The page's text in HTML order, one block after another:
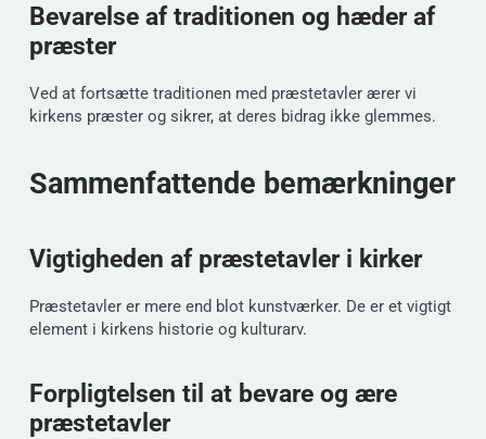
Bevarelse af traditionen og hæder af
præster
Ved at fortsætte traditionen med præstetavler ærer vi
kirkens præster og sikrer, at deres bidrag ikke glemmes.
Sammenfattende bemærkninger
Vigtigheden af præstetavler i kirker
Præstetavler er mere end blot kunstværker. De er et vigtigt
element i kirkens historie og kulturarv.
Forpligtelsen til at bevare og ære
præstetavler